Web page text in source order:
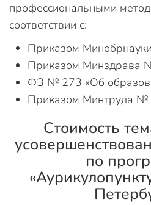
профессиональными
соответствии с:
Приказом
Приказом Минздрава
ФЗ № 273 «Об
Приказом Минтруда №
Стоимость
по